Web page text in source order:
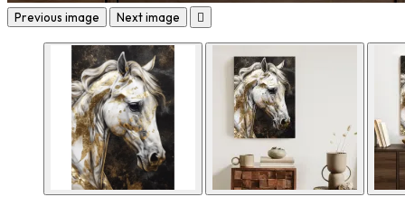
Previous image Next image 